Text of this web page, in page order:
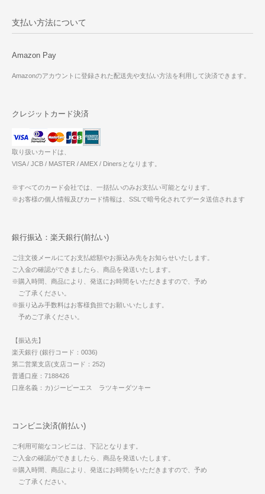
支払い方法について
Amazon Pay
Amazonのアカウントに登録された配送先や支払い方法を利用して決済できます。
クレジットカード決済
取り扱いカードは、
VISA / JCB / MASTER / AMEX / Dinersとなります。
※すべてのカード会社では、一括払いのみお支払い可能となります。
※お客様の個人情報及びカード情報は、SSLで暗号化されてデータ送信されます
銀行振込：楽天銀行(前払い)
ご注文後メールにてお支払総額やお振込み先をお知らせいたします。
ご入金の確認ができましたら、商品を発送いたします。
※購入時間、商品により、発送にお時間をいただきますので、予め
ご了承ください。
※振り込み手数料はお客様負担でお願いいたします。
予めご了承ください。
【振込先】
楽天銀行 (銀行コード：0036)
第二営業支店(支店コード：252)
普通口座：7188426
口座名義：カ)ジーピーエス ラツキーダツキー
コンビニ決済(前払い)
ご利用可能なコンビニは、下記となります。
ご入金の確認ができましたら、商品を発送いたします。
※購入時間、商品により、発送にお時間をいただきますので、予め
ご了承ください。